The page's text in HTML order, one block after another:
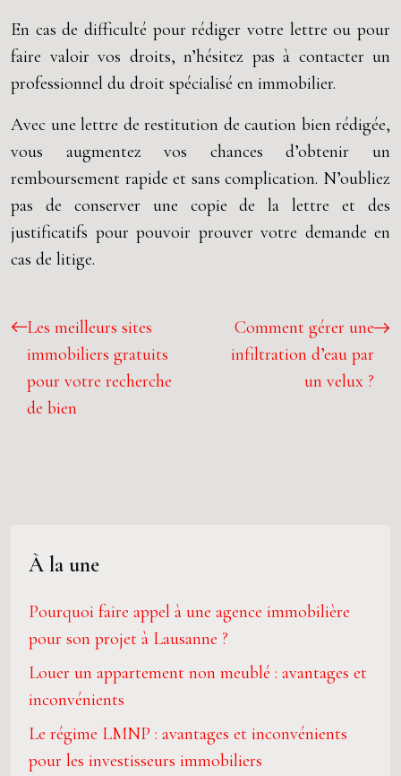
En cas de difficulté pour rédiger votre lettre ou pour
faire valoir vos droits, n’hésitez pas à contacter un
professionnel du droit spécialisé en immobilier.
Avec une lettre de restitution de caution bien rédigée,
vous augmentez vos chances d’obtenir un
remboursement rapide et sans complication. N’oubliez
pas de conserver une copie de la lettre et des
justificatifs pour pouvoir prouver votre demande en
cas de litige.
Les meilleurs sites
immobiliers gratuits
pour votre recherche
de bien
Comment gérer une
infiltration d’eau par
un velux ?
À la une
Pourquoi faire appel à une agence immobilière
pour son projet à Lausanne ?
Louer un appartement non meublé : avantages et
inconvénients
Le régime LMNP : avantages et inconvénients
pour les investisseurs immobiliers